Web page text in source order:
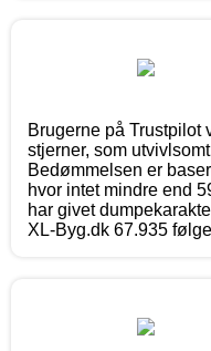
Brugerne på Trustpilot
stjerner, som
Bedømmelsen er
hvor intet mindre end
har givet
XL-Byg.dk 67.935